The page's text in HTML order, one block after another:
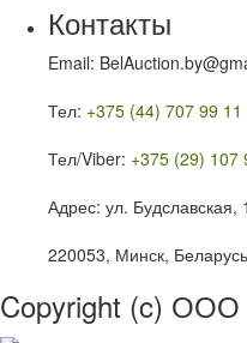
Контакты
Email:
Тел: +375 (44) 707 99 11
Тел/Viber: +375 (29) 107
Адрес: ул. Будславская,
220053, Минск, Беларусь
Copyright (c) ООО